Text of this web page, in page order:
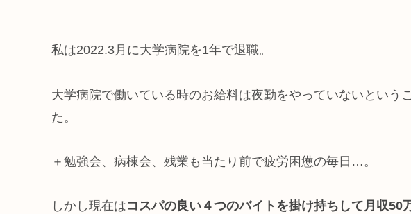
私は2022.3月に大学病院を1年で退職。
大学病院で働いている時のお給料は夜勤をやっていないという
た。
＋勉強会、病棟会、残業も当たり前で疲労困憊の毎日…。
しかし現在はコスパの良い４つのバイトを掛け持ちして月収50